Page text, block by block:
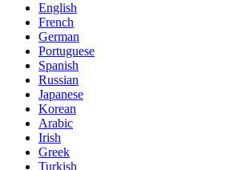
English
French
German
Portuguese
Spanish
Russian
Japanese
Korean
Arabic
Irish
Greek
Turkish